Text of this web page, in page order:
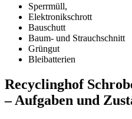
Sperrmüll,
Elektronikschrott
Bauschutt
Baum- und Strauchschnitt
Grüngut
Bleibatterien
Recyclinghof
– Aufgaben und